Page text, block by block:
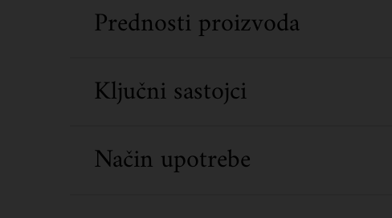
Prednosti proizvoda
Ključni sastojci
Način upotrebe